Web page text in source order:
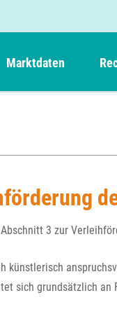
Marktdaten
3 zur
künstlerisch
sich grundsätzlich